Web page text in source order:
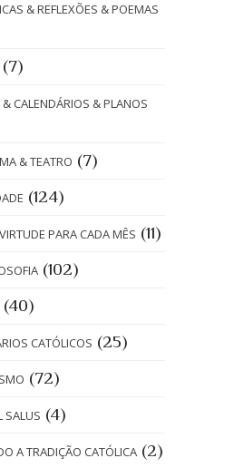
& REFLEXÕES & POEMAS
(7)
CALENDÁRIOS & PLANOS
& TEATRO (7)
(124)
PARA CADA MÊS (11)
(102)
(40)
CATÓLICOS (25)
(72)
SALUS (4)
A TRADIÇÃO CATÓLICA (2)